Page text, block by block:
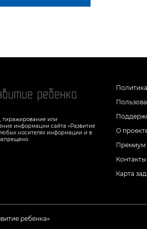
тиражирование или
информации сайта «Развитие
носителях информации и в
О
Премиум
Контакты
Карта
ребенка»